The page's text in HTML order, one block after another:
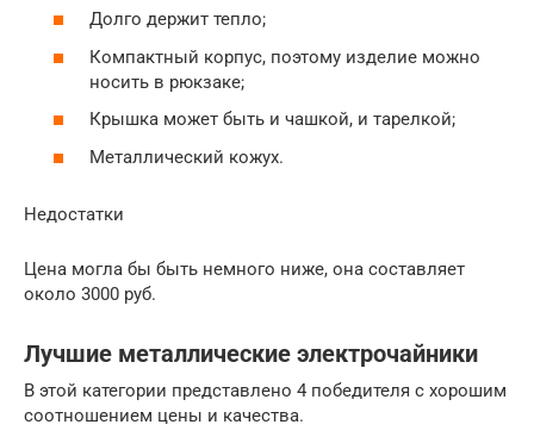
Долго держит тепло;
Компактный корпус, поэтому изделие можно
носить в рюкзаке;
Крышка может быть и чашкой, и тарелкой;
Металлический кожух.
Недостатки
Цена могла бы быть немного ниже, она составляет
около 3000 руб.
Лучшие металлические электрочайники
В этой категории представлено 4 победителя с хорошим
соотношением цены и качества.